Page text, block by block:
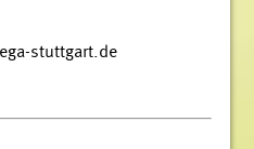
stuttgart.de